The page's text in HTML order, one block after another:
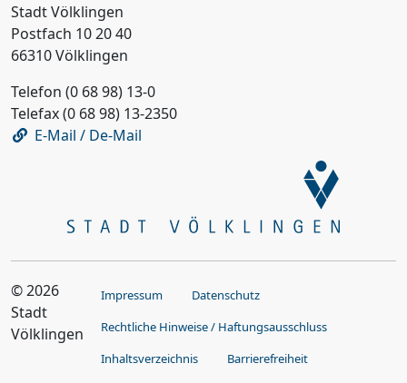
Stadt Völklingen
Postfach 10 20 40
66310 Völklingen
Telefon (0 68 98) 13-0
Telefax (0 68 98) 13-2350
E-Mail / De-Mail
© 2026
Stadt
Völklingen
Impressum
Datenschutz
Rechtliche Hinweise / Haftungsausschluss
Inhaltsverzeichnis
Barrierefreiheit